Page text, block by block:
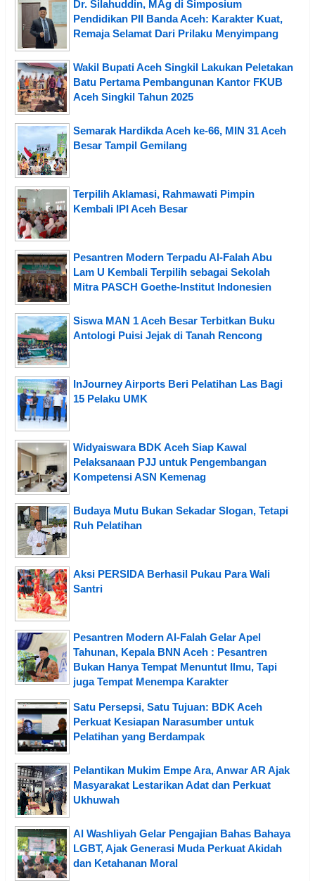
Dr. Silahuddin, MAg di Simposium
Pendidikan PII Banda Aceh: Karakter Kuat,
Remaja Selamat Dari Prilaku Menyimpang
Wakil Bupati Aceh Singkil Lakukan Peletakan
Batu Pertama Pembangunan Kantor FKUB
Aceh Singkil Tahun 2025
Semarak Hardikda Aceh ke-66, MIN 31 Aceh
Besar Tampil Gemilang
Terpilih Aklamasi, Rahmawati Pimpin
Kembali IPI Aceh Besar
Pesantren Modern Terpadu Al-Falah Abu
Lam U Kembali Terpilih sebagai Sekolah
Mitra PASCH Goethe-Institut Indonesien
Siswa MAN 1 Aceh Besar Terbitkan Buku
Antologi Puisi Jejak di Tanah Rencong
InJourney Airports Beri Pelatihan Las Bagi
15 Pelaku UMK
Widyaiswara BDK Aceh Siap Kawal
Pelaksanaan PJJ untuk Pengembangan
Kompetensi ASN Kemenag
Budaya Mutu Bukan Sekadar Slogan, Tetapi
Ruh Pelatihan
Aksi PERSIDA Berhasil Pukau Para Wali
Santri
Pesantren Modern Al-Falah Gelar Apel
Tahunan, Kepala BNN Aceh : Pesantren
Bukan Hanya Tempat Menuntut Ilmu, Tapi
juga Tempat Menempa Karakter
Satu Persepsi, Satu Tujuan: BDK Aceh
Perkuat Kesiapan Narasumber untuk
Pelatihan yang Berdampak
Pelantikan Mukim Empe Ara, Anwar AR Ajak
Masyarakat Lestarikan Adat dan Perkuat
Ukhuwah
Al Washliyah Gelar Pengajian Bahas Bahaya
LGBT, Ajak Generasi Muda Perkuat Akidah
dan Ketahanan Moral